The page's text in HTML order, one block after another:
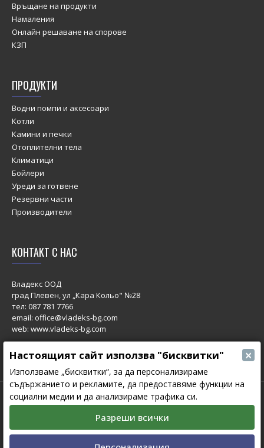
Връщане на продукти
Намаления
Онлайн решаване на спорове
КЗП
ПРОДУКТИ
Водни помпи и аксесоари
Котли
Камини и печки
Отоплителни тела
Климатици
Бойлери
Уреди за готвене
Резервни части
Производители
КОНТАКТ С НАС
Владекс ООД
град Плевен, ул „Кара Кольо" №28
тел: 087 781 7766
email: office@vladeks-bg.com
web: www.vladeks-bg.com
© 2023 All Rights Reserved.
Изработка на сайт от Мовен Софт
Настоящият сайт използва "бисквитки" ×
Използваме „бисквитки“, за да персонализираме
съдържанието и рекламите, да предоставяме функции на
социални медии и да анализираме трафика си.
Разреши всички